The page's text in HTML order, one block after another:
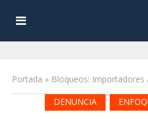
Portada » Bloqueos: Importadores
DENUNCIA